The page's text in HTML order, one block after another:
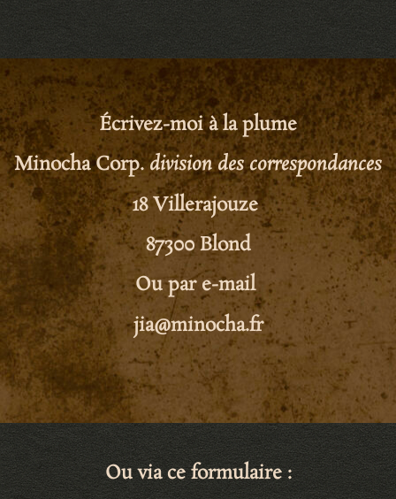
Écrivez-moi à la plume
MinochaCorp.division des correspondances
18 Villerajouze
87300 Blond
Ou par e-mail
jia@minocha.fr
Ou via ce formulaire :